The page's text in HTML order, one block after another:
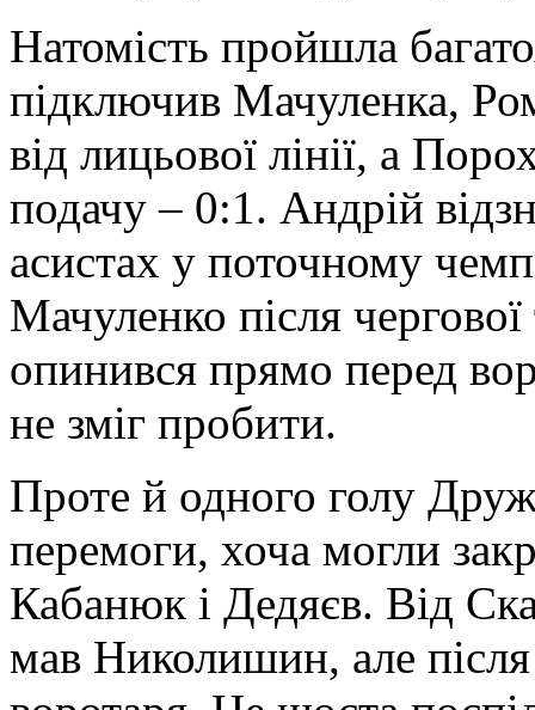
Натомість пройшла
підключив Мачуленка,
від лицьової лінії, а
подачу ‒ 0:1. Андрій
асистах у поточному
Мачуленко після
опинився прямо перед
не зміг пробити.
Проте й одного голу
перемоги, хоча могли
Кабанюк і Дедяєв. Від
мав Николишин, але після